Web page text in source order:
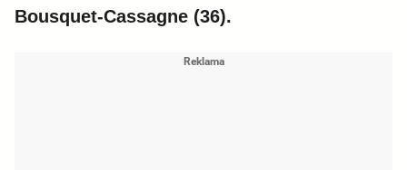
Bousquet-Cassagne (36).